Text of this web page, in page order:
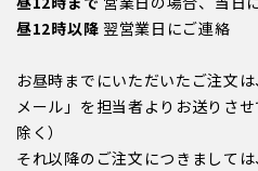
昼12時以降 翌営業日にご連絡
お昼時までにいただいたご注文
メール」を担当者よりお送りさ
除く）
それ以降のご注文につきまして